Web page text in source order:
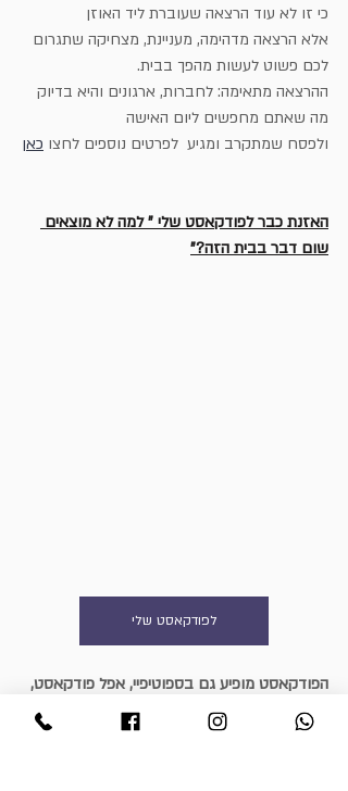
כי זו לא עוד הרצאה שעוברת ליד האוזן
אלא הרצאה מדהימה, מעניינת, מצחיקה שתגרום
לכם פשוט לעשות מהפך בבית.
ההרצאה מתאימה: לחברות, ארגונים והיא בדיוק
מה שאתם מחפשים ליום האישה
ולפסח שמתקרב ומגיע  לפרטים נוספים לחצו כאן
האזנת כבר לפודקאסט שלי " למה לא מוצאים
שום דבר בבית הזה?"
לפודקאסט שלי
הפודקאסט מופיע גם בספוטיפיי, אפל פודקאסט,
אמזון מיוזיק, וגוגל פודקאסט.
הזינו בשורת החיפוש למה לא מוצאים שום דבר